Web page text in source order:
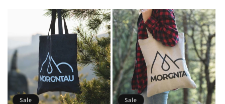
Sale Sale